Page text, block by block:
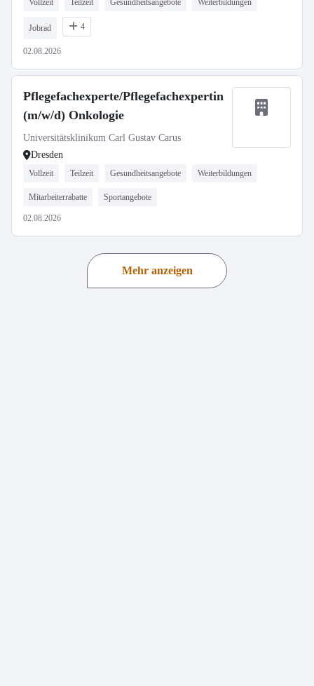
Vollzeit Teilzeit Gesundheitsangebote Weiterbildungen
Jobrad 4
02.08.2026
Pflegefachexperte/Pflegefachexpertin
(m/w/d) Onkologie
Universitätsklinikum Carl Gustav Carus
Dresden
Vollzeit Teilzeit Gesundheitsangebote Weiterbildungen
Mitarbeiterrabatte Sportangebote
02.08.2026
Mehr anzeigen